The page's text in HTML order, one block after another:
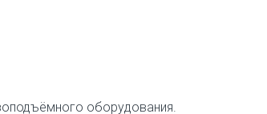
оборудования.